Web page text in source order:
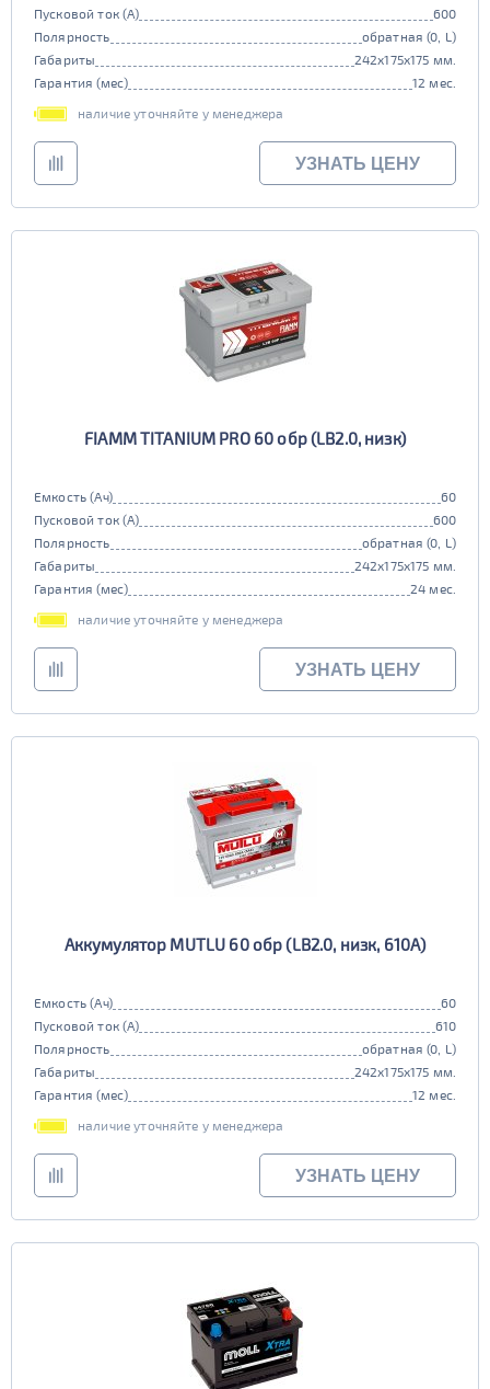
Пусковой ток (А)
600
Полярность
обратная (0, L)
Габариты
242x175x175 мм.
Гарантия (мес)
12 мес.
наличие уточняйте у менеджера
УЗНАТЬ ЦЕНУ
FIAMM TITANIUM PRO 60 обр (LB2.0, низк)
Емкость (Ач)
60
Пусковой ток (А)
600
Полярность
обратная (0, L)
Габариты
242x175x175 мм.
Гарантия (мес)
24 мес.
наличие уточняйте у менеджера
УЗНАТЬ ЦЕНУ
Аккумулятор MUTLU 60 обр (LB2.0, низк, 610А)
Емкость (Ач)
60
Пусковой ток (А)
610
Полярность
обратная (0, L)
Габариты
242x175x175 мм.
Гарантия (мес)
12 мес.
наличие уточняйте у менеджера
УЗНАТЬ ЦЕНУ